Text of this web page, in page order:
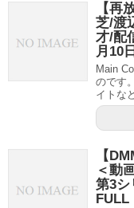
【再
芝/渡
才/配
月10
Main
のです
イトな
【
＜動
第3シ
FULL